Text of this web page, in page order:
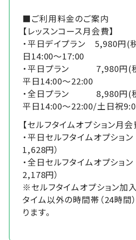
■ご利用料金のご案内
【レッスンコース月会費】
・平日デイプラン 5,980円
日14:00～17:00
・平日プラン 7,980円(
平日14:00～22:00
・全日プラン 8,980円(
平日14:00～22:00/土日祝
【セルフタイムオプション月会
・平日セルフタイムオプショ
1,628円）
・全日セルフタイムオプショ
2,178円）
※セルフタイムオプション加
タイム以外の時間帯（24時間
ります。